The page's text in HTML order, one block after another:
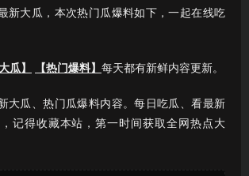
新大瓜，本次热门瓜爆料如下，一起在线吃
瓜】 【热门爆料】 每天都有新鲜内容更新。
大瓜、热门瓜爆料内容。每日吃瓜、看最新
记得收藏本站，第一时间获取全网热点大